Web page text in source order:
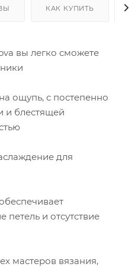
КАК КУПИТЬ
вы легко сможете
ощупь, с постепенно
и блестящей
для
петель и отсутствие
мастеров вязания,